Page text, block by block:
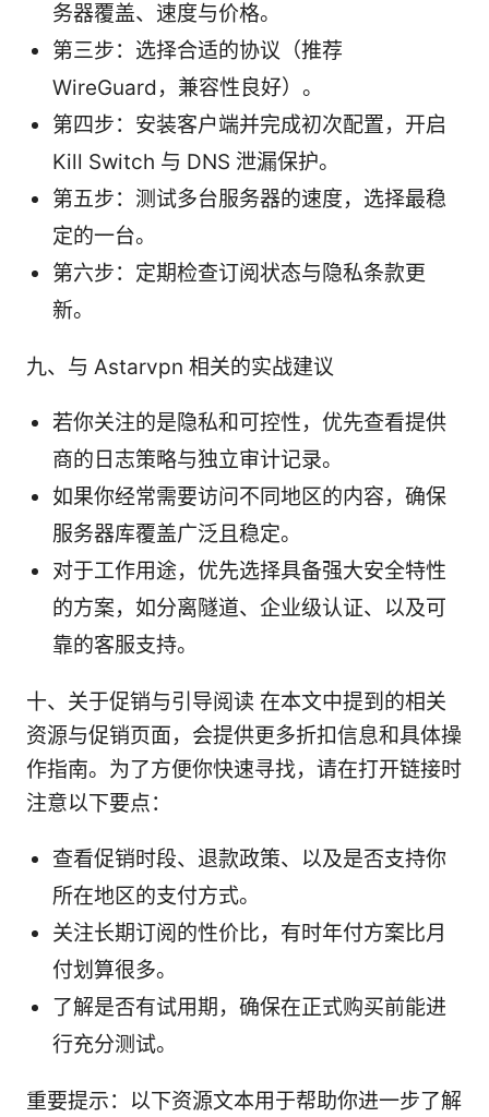
务器覆盖、速度与价格。
第三步：选择合适的协议（推荐
WireGuard，兼容性良好）。
第四步：安装客户端并完成初次配置，开启
Kill Switch 与 DNS 泄漏保护。
第五步：测试多台服务器的速度，选择最稳
定的一台。
第六步：定期检查订阅状态与隐私条款更
新。
九、与 Astarvpn 相关的实战建议
若你关注的是隐私和可控性，优先查看提供
商的日志策略与独立审计记录。
如果你经常需要访问不同地区的内容，确保
服务器库覆盖广泛且稳定。
对于工作用途，优先选择具备强大安全特性
的方案，如分离隧道、企业级认证、以及可
靠的客服支持。
十、关于促销与引导阅读 在本文中提到的相关
资源与促销页面，会提供更多折扣信息和具体操
作指南。为了方便你快速寻找，请在打开链接时
注意以下要点：
查看促销时段、退款政策、以及是否支持你
所在地区的支付方式。
关注长期订阅的性价比，有时年付方案比月
付划算很多。
了解是否有试用期，确保在正式购买前能进
行充分测试。
重要提示：以下资源文本用于帮助你进一步了解